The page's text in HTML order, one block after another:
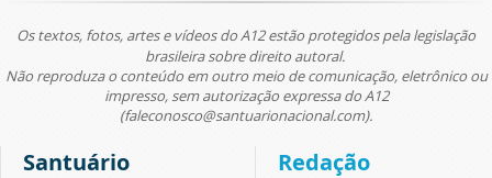
Os textos, fotos, artes e vídeos do A12 estão protegidos pela legislação
brasileira sobre direito autoral.
Não reproduza o conteúdo em outro meio de comunicação, eletrônico ou
impresso, sem autorização expressa do A12
(faleconosco@santuarionacional.com).
Santuário Redação